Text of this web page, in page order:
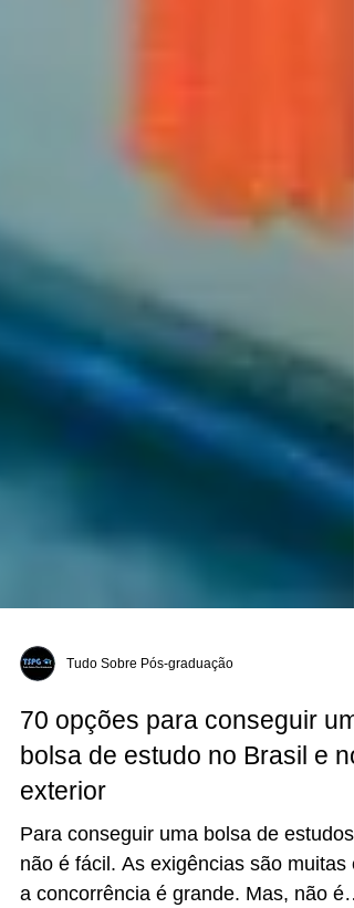
70 opções para conseguir
bolsa de estudo no Brasil e no
exterior
Para conseguir uma bolsa de estudos
não é fácil. As exigências são muitas e